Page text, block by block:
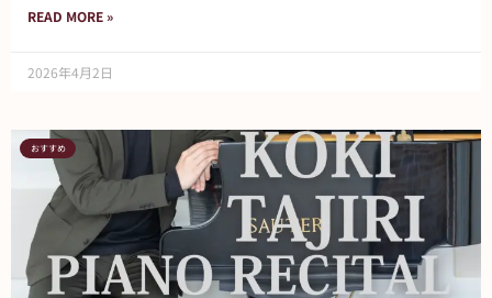
READ MORE »
2026年4月2日
おすすめ